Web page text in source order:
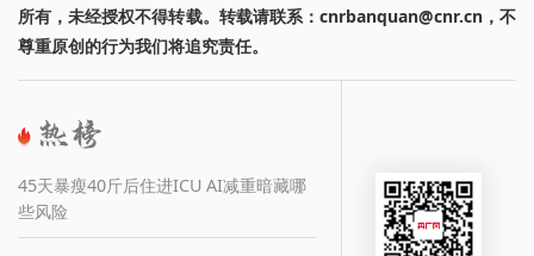
所有，未经授权不得转载。转载请联系：cnrbanquan@cnr.cn，不
尊重原创的行为我们将追究责任。
45天暴瘦40斤后住进ICU AI减重暗藏哪
些风险